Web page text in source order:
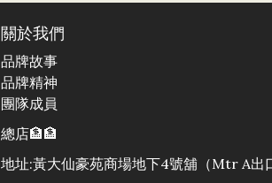
關於我們
品牌故事
品牌精神
團隊成員
總店🏦🏦
地址:黃大仙豪苑商場地下4號舖（Mtr A出